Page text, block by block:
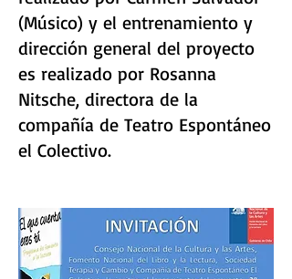
(Músico) y el entrenamiento y
dirección general del proyecto
es realizado por Rosanna
Nitsche, directora de la
compañía de Teatro Espontáneo
el Colectivo.